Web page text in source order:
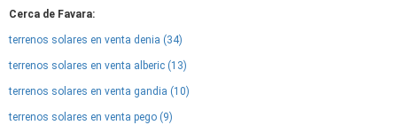
Cerca de Favara:
terrenos solares en venta denia (34)
terrenos solares en venta alberic (13)
terrenos solares en venta gandia (10)
terrenos solares en venta pego (9)